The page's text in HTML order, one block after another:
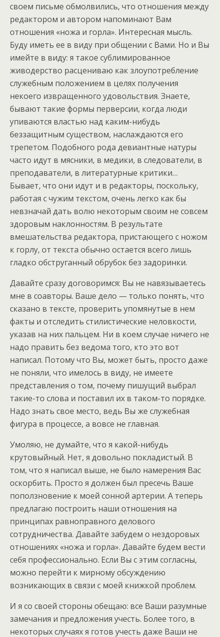
своем письме обмолвились, что отношения между
редактором и автором напоминают Вам
отношения «ножа и горла». Интересная мысль.
Буду иметь ее в виду при общении с Вами. Но и Вы
имейте в виду: я такое сублимированное
живодерство расцениваю как злоупотребление
служебным положением в целях получения
некоего извращенного удовольствия. Знаете,
бывают такие формы перверсии, когда люди
упиваются властью над каким-нибудь
беззащитным существом, наслаждаются его
трепетом. Подобного рода девиантные натуры
часто идут в мясники, в медики, в следователи, в
преподаватели, в литературные критики…
Бывает, что они идут и в редакторы, поскольку,
работая с чужим текстом, очень легко как бы
невзначай дать волю некоторым своим не совсем
здоровым наклонностям. В результате
вмешательства редактора, пристающего с ножом
к горлу, от текста обычно остается всего лишь
гладко обструганный обрубок без задоринки.
Давайте сразу договоримся: Вы не навязываетесь
мне в соавторы. Ваше дело — только понять, что
сказано в тексте, проверить упомянутые в нем
факты и отследить стилистические неловкости,
указав на них пальцем. Ни в коем случае ничего не
надо править без ведома того, кто это вот
написал. Потому что Вы, может быть, просто даже
не поняли, что имелось в виду, не имеете
представления о том, почему пишущий выбрал
такие-то слова и поставил их в таком-то порядке.
Надо знать свое место, ведь Вы же служебная
фигура в процессе, а вовсе не главная.
Умоляю, не думайте, что я какой-нибудь
крутовыйный. Нет, я довольно покладистый. В
том, что я написал выше, не было намерения Вас
оскорбить. Просто я должен был пресечь Ваше
поползновение к моей сонной артерии. А теперь
предлагаю построить наши отношения на
принципах равноправного делового
сотрудничества. Давайте забудем о нездоровых
отношениях «ножа и горла». Давайте будем вести
себя профессионально. Если Вы с этим согласны,
можно перейти к мирному обсуждению
возникающих в связи с моей книжкой проблем.
И я со своей стороны обещаю: все Ваши разумные
замечания и предложения учесть. Более того, в
некоторых случаях я готов учесть даже Ваши не